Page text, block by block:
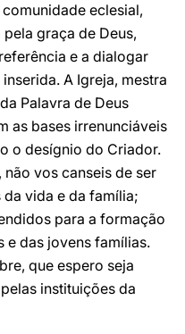
eclesial,
graça de Deus,
e a dialogar
A Igreja, mestra
Palavra de Deus
as bases irrenunciáveis
o desígnio do Criador.
vos canseis de ser
vida e da família;
para a formação
e das jovens famílias.
que espero seja
instituições da